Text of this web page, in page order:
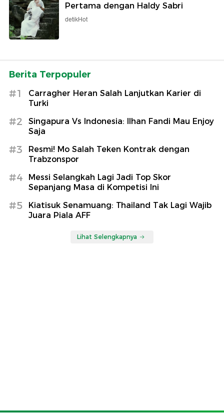
Pertama dengan Haldy Sabri
detikHot
Berita Terpopuler
#1
Carragher Heran Salah Lanjutkan Karier di
Turki
#2
Singapura Vs Indonesia: Ilhan Fandi Mau Enjoy
Saja
#3
Resmi! Mo Salah Teken Kontrak dengan
Trabzonspor
#4
Messi Selangkah Lagi Jadi Top Skor
Sepanjang Masa di Kompetisi Ini
#5
Kiatisuk Senamuang: Thailand Tak Lagi Wajib
Juara Piala AFF
Lihat Selengkapnya